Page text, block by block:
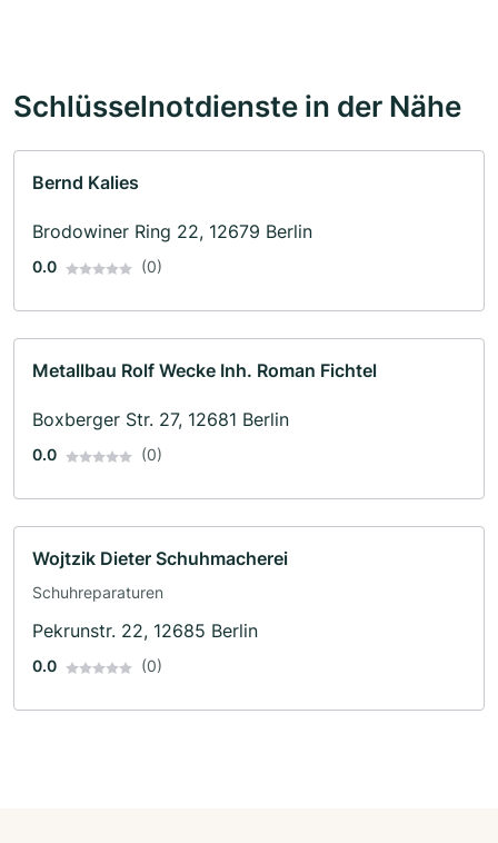
Schlüsselnotdienste in der Nähe
Bernd Kalies
Brodowiner Ring 22, 12679 Berlin
0.0 (0)
Metallbau Rolf Wecke Inh. Roman Fichtel
Boxberger Str. 27, 12681 Berlin
0.0 (0)
Wojtzik Dieter Schuhmacherei
Schuhreparaturen
Pekrunstr. 22, 12685 Berlin
0.0 (0)